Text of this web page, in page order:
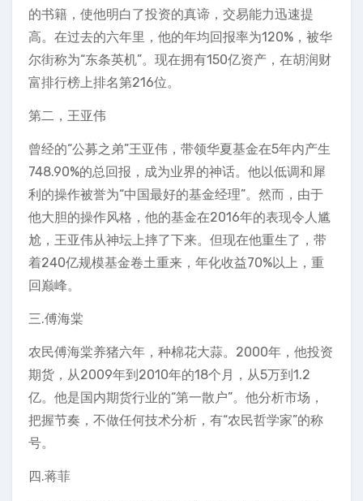
的书籍，使他明白了投资的真谛，交易能力迅速提
高。在过去的六年里，他的年均回报率为120%，被华
尔街称为“东条英机”。现在拥有150亿资产，在胡润财
富排行榜上排名第216位。
第二，王亚伟
曾经的“公募之弟”王亚伟，带领华夏基金在5年内产生
748.90%的总回报，成为业界的神话。他以低调和犀
利的操作被誉为“中国最好的基金经理”。然而，由于
他大胆的操作风格，他的基金在2016年的表现令人尴
尬，王亚伟从神坛上摔了下来。但现在他重生了，带
着240亿规模基金卷土重来，年化收益70%以上，重
回巅峰。
三.傅海棠
农民傅海棠养猪六年，种棉花大蒜。2000年，他投资
期货，从2009年到2010年的18个月，从5万到1.2
亿。他是国内期货行业的“第一散户”。他分析市场，
把握节奏，不做任何技术分析，有“农民哲学家”的称
号。
四.蒋菲